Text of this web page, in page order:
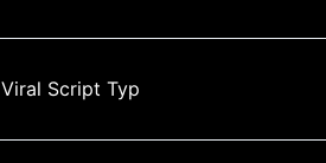
Viral Script Typ